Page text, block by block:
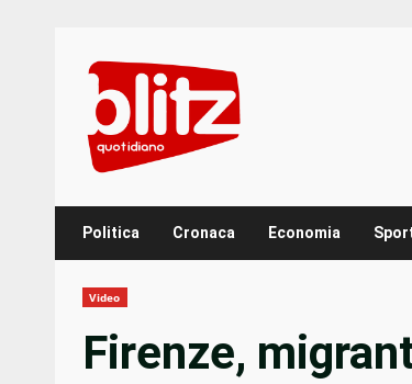
content
Politica Cronaca Economia
Video
Firenze,